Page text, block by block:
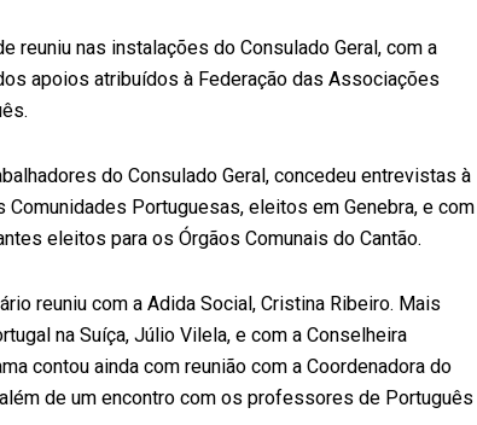
reuniu nas instalações do Consulado Geral, com a
apoios atribuídos à Federação das Associações
do Consulado Geral, concedeu entrevistas à
Portuguesas, eleitos em Genebra, e com
eleitos para os Órgãos Comunais do Cantão.
reuniu com a Adida Social, Cristina Ribeiro. Mais
na Suíça, Júlio Vilela, e com a Conselheira
contou ainda com reunião com a Coordenadora do
de um encontro com os professores de Português